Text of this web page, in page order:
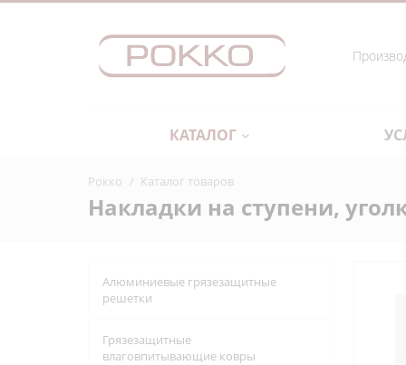
КАТАЛОГ
Рокко / Каталог товаров
Накладки на ступени,
Алюминиевые грязезащитные
решетки
Грязезащитные
влаговпитывающие ковры